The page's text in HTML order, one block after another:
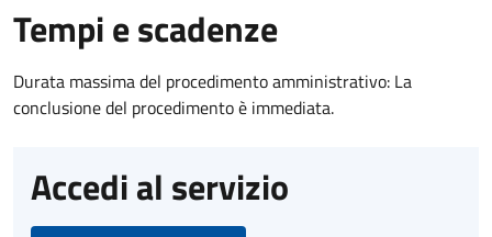
Tempi e scadenze
Durata massima del procedimento amministrativo: La
conclusione del procedimento è immediata.
Accedi al servizio